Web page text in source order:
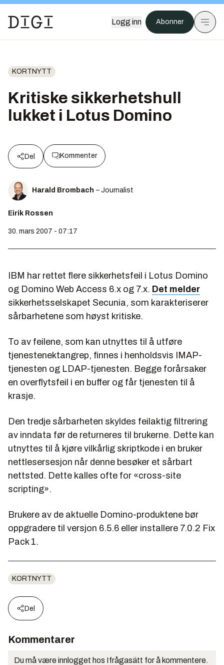
Logg inn Abonner
KORTNYTT
Kritiske sikkerhetshull
lukket i Lotus Domino
Del Kommenter
Harald Brombach – Journalist
Eirik Rossen
30. mars 2007 - 07:17
IBM har rettet flere sikkerhetsfeil i Lotus Domino
og Domino Web Access 6.x og 7.x. Det melder
sikkerhetsselskapet Secunia, som karakteriserer
sårbarhetene som høyst kritiske.
To av feilene, som kan utnyttes til å utføre
tjenestenektangrep, finnes i henholdsvis IMAP-
tjenesten og LDAP-tjenesten. Begge forårsaker
en overflytsfeil i en buffer og får tjenesten til å
krasje.
Den tredje sårbarheten skyldes feilaktig filtrering
av inndata før de returneres til brukerne. Dette kan
utnyttes til å kjøre vilkårlig skriptkode i en bruker
nettlesersesjon når denne besøker et sårbart
nettsted. Dette kalles ofte for «cross-site
scripting».
Brukere av de aktuelle Domino-produktene bør
oppgradere til versjon 6.5.6 eller installere 7.0.2 Fix
Pack 1.
KORTNYTT
Del
Kommentarer
Du må være innlogget hos Ifrågasätt for å kommentere.